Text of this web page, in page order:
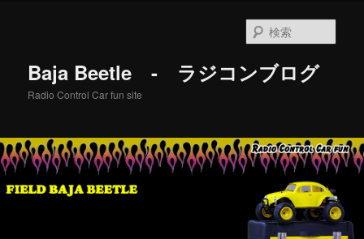
へ
移
動
Baja Beetle - ラジコンブログ
Radio Control Car fun site
索